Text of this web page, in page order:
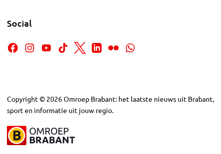
Social
Copyright © 2026Omroep Brabant: het laatste nieuws uit Brabant,
sport en informatie uit jouw regio.